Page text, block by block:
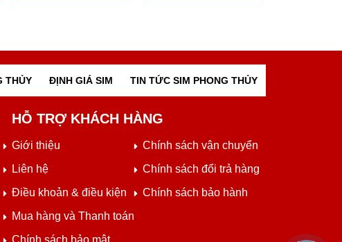
THỦY ĐỊNH GIÁ SIM TIN TỨC SIM PHONG THỦY
HỖ TRỢ KHÁCH HÀNG
Giới thiệu
Liên hệ
Điều khoản & điều kiện
Mua hàng và Thanh toán
Chính sách bảo mật
Chính sách vận chuyển
Chính sách đổi trả hàng
Chính sách bảo hành